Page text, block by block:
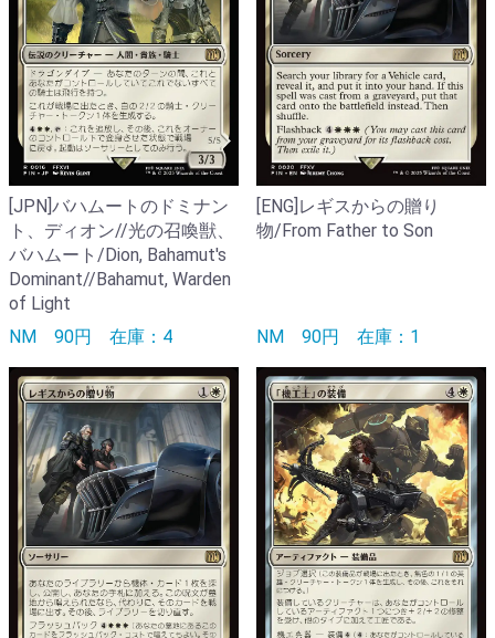
[JPN]バハムートのドミナン
ト、ディオン//光の召喚獣、
バハムート/Dion, Bahamut's
Dominant//Bahamut, Warden
of Light
NM 90円 在庫：4
[ENG]レギスからの贈り
物/From Father to Son
NM 90円 在庫：1